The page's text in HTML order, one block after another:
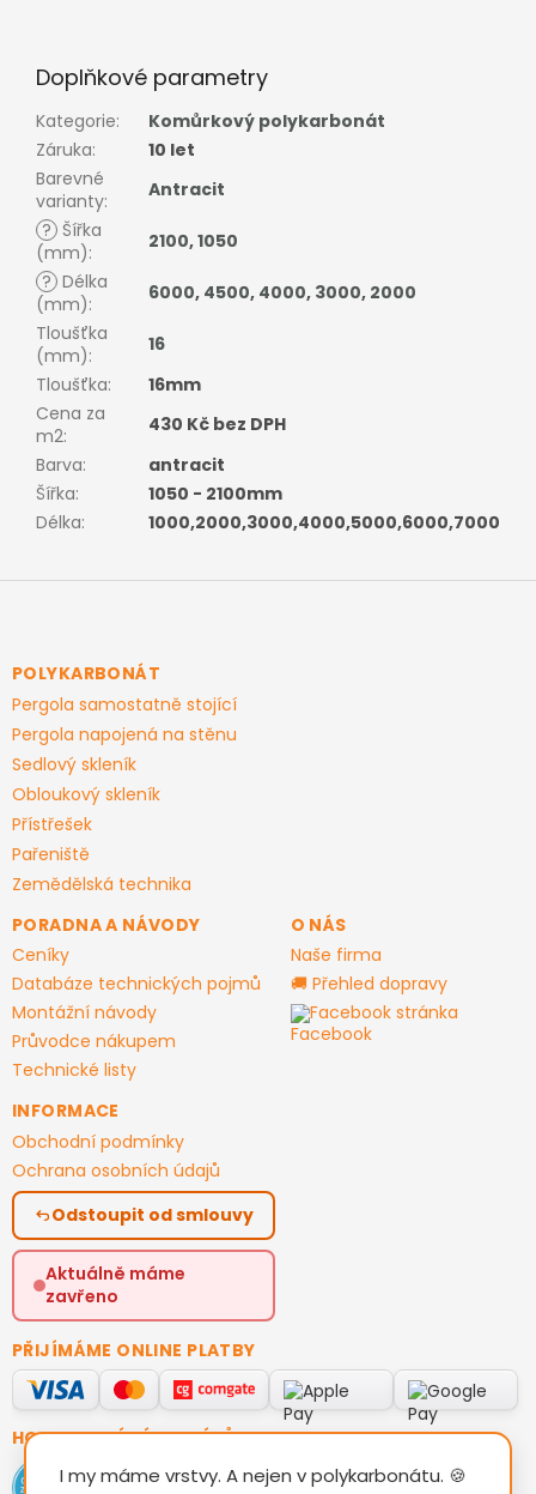
Doplňkové parametry
Kategorie:
Komůrkový polykarbonát
Záruka:
10 let
Barevné
varianty:
Antracit
? Šířka
(mm): 2100,1050
? Délka
(mm): 6000, 4500, 4000, 3000, 2000
Tloušťka
(mm):
16
Tloušťka:
16mm
Cena za
m2:
430 Kč bez DPH
Barva:
antracit
Šířka:
1050 - 2100mm
Délka: 1000,2000,3000,4000,5000,6000,7000
Z
aPOLYKARBONÁT
Pergola samostatně stojící
Pergola napojená na stěnu
Sedlový skleník
Obloukový skleník
Přístřešek
Pařeniště
Zemědělská technika
PORADNA A NÁVODY
Ceníky
Databáze technických pojmů
Montážní návody
Průvodce nákupem
Technické listy
O NÁS
Naše firma
🚚 Přehled dopravy
Facebook stránka
INFORMACE
Obchodní podmínky
Ochrana osobních údajů
Odstoupit od smlouvy
Aktuálně máme
zavřeno
PŘIJÍMÁME ONLINE PLATBY
HODNOCENÍ ZÁKAZNÍKŮ
I my máme vrstvy. A nejen v polykarbonátu. 🍪